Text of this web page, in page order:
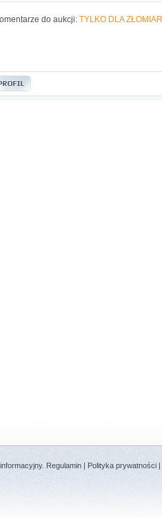
do aukcji: TYLKO DLA
Regulamin | Polityka prywatności |